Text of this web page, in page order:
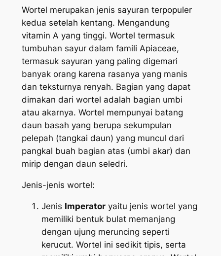
Wortel merupakan jenis sayuran terpopuler
kedua setelah kentang. Mengandung
vitamin A yang tinggi. Wortel termasuk
tumbuhan sayur dalam famili Apiaceae,
termasuk sayuran yang paling digemari
banyak orang karena rasanya yang manis
dan teksturnya renyah. Bagian yang dapat
dimakan dari wortel adalah bagian umbi
atau akarnya. Wortel mempunyai batang
daun basah yang berupa sekumpulan
pelepah (tangkai daun) yang muncul dari
pangkal buah bagian atas (umbi akar) dan
mirip dengan daun seledri.
Jenis-jenis wortel:
Jenis Imperatoryaitu jenis wortel yang
memiliki bentuk bulat memanjang
dengan ujung meruncing seperti
kerucut. Wortel ini sedikit tipis, serta